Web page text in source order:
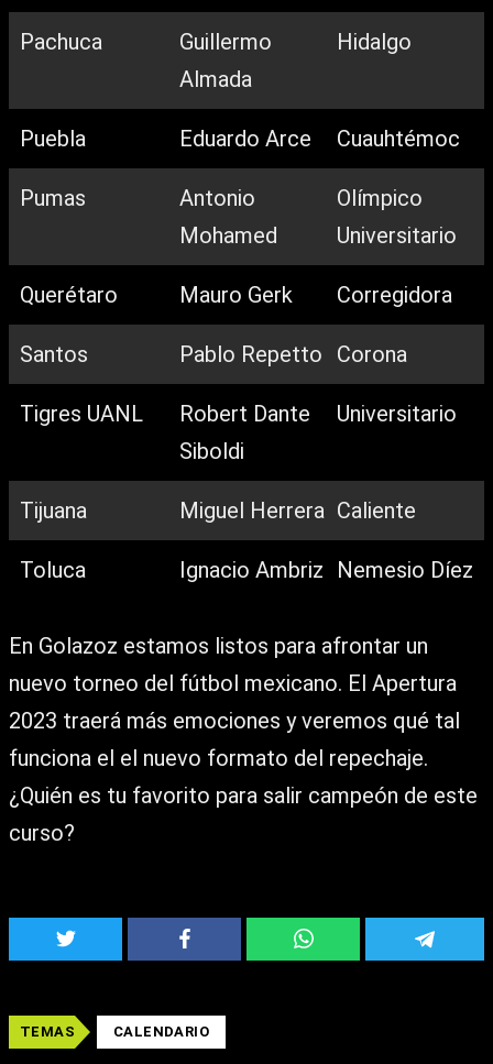
Pachuca
Guillermo
Almada
Hidalgo
Puebla Eduardo Arce Cuauhtémoc
Pumas
Antonio
Mohamed
Olímpico
Universitario
Querétaro Mauro Gerk Corregidora
Santos Pablo Repetto Corona
Tigres UANL
Robert Dante
Siboldi
Universitario
Tijuana Miguel Herrera Caliente
Toluca Ignacio Ambriz Nemesio Díez
En Golazoz estamos listos para afrontar un
nuevo torneo del fútbol mexicano. El Apertura
2023 traerá más emociones y veremos qué tal
funciona el el nuevo formato del repechaje.
¿Quién es tu favorito para salir campeón de este
curso?
TEMAS CALENDARIO